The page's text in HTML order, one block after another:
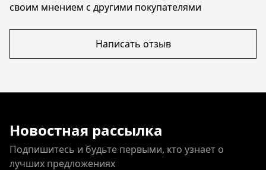
своим мнением с другими покупателями
Написать отзыв
Новостная рассылка
Подпишитесь и будьте первыми, кто узнает о
лучших предложениях